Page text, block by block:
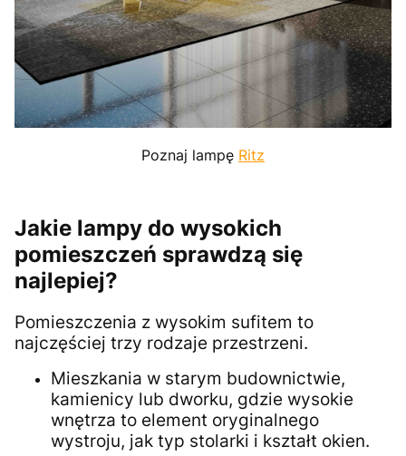
Poznaj lampę Ritz
Jakie lampy do wysokich
pomieszczeń sprawdzą się
najlepiej?
Pomieszczenia z wysokim sufitem to
najczęściej trzy rodzaje przestrzeni.
Mieszkania w starym budownictwie,
kamienicy lub dworku, gdzie wysokie
wnętrza to element oryginalnego
wystroju, jak typ stolarki i kształt okien.